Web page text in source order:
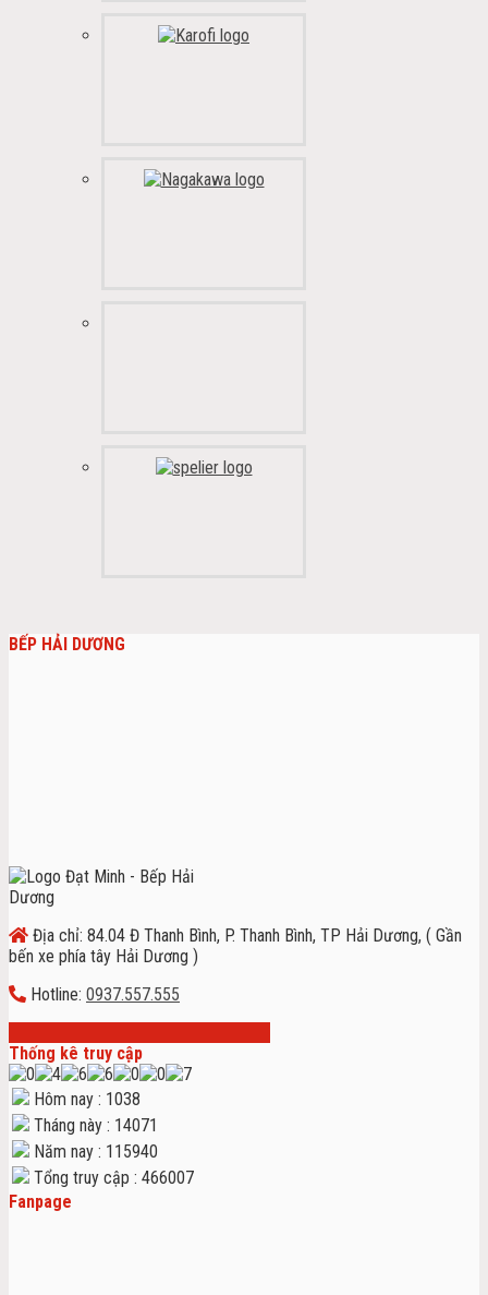
BẾP HẢI DƯƠNG
Địa chỉ: 84.04 Đ Thanh Bình, P. Thanh Bình, TP Hải Dương, ( Gần
bến xe phía tây Hải Dương )
Hotline: 0937.557.555
Thống kê truy cập
Hôm nay : 1038
Tháng này : 14071
Năm nay : 115940
Tổng truy cập : 466007
Fanpage